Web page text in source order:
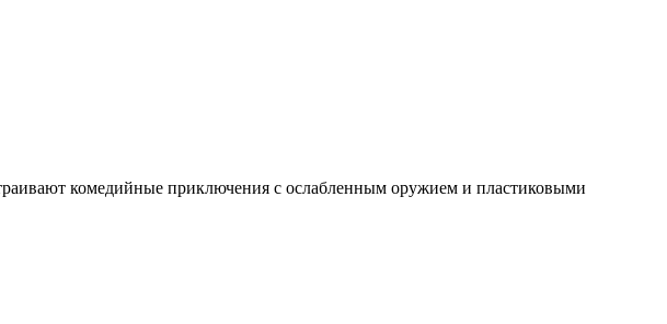
комедийные приключения с ослабленным оружием и пластиковыми